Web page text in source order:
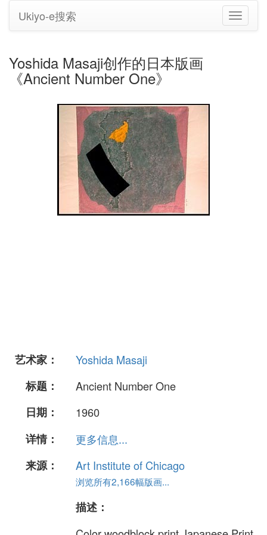
切
换
Ukiyo-e搜索
Yoshida Masaji创作的日本版画
《Ancient Number One》
艺术家：
Yoshida Masaji
标题：
Ancient Number One
日期：
1960
详情：
更多信息...
来源：
Art Institute of Chicago
浏览所有2,166幅版画...
描述：